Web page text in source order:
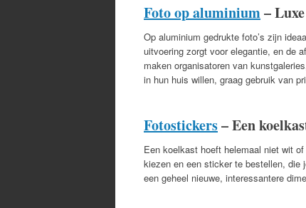
Foto op aluminium–
Op aluminium gedrukte foto’s zijn
uitvoering zorgt voor elegantie, en de
maken organisatoren van
in hun huis willen, graag gebruik van
Fotostickers– Een
Een koelkast hoeft helemaal niet wit
kiezen en een sticker te bestellen, die
een geheel nieuwe, interessantere